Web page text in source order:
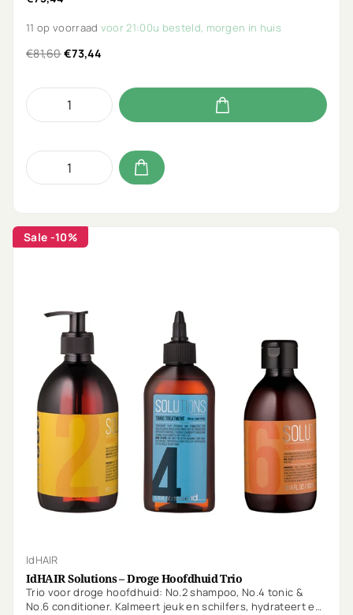
11 op voorraad voor 21:00u besteld, morgen in huis
€81,60€73,44
Sale -10%
IdHAIR
IdHAIR Solutions – Droge Hoofdhuid Trio
Trio voor droge hoofdhuid: No.2 shampoo, No.4 tonic &
No.6 conditioner. Kalmeert jeuk en schilfers, hydrateert en